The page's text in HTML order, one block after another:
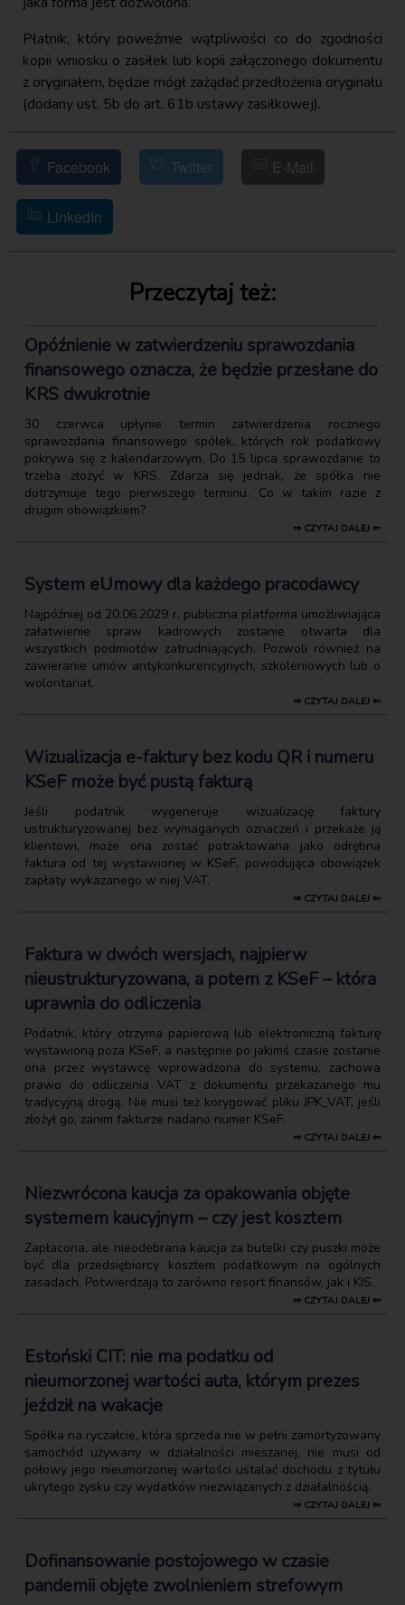
Płatnik, który poweźmie wątpliwości co do zgodności
kopii wniosku o zasiłek lub kopii załączonego dokumentu
z oryginałem, będzie mógł zażądać przedłożenia oryginału
(dodany ust. 5b do art. 61b ustawy zasiłkowej).
Facebook Twitter E-Mail
LinkedIn
Przeczytaj też:
Opóźnienie w zatwierdzeniu sprawozdania
finansowego oznacza, że będzie przesłane do
KRS dwukrotnie
30 czerwca upłynie termin zatwierdzenia rocznego
sprawozdania finansowego spółek, których rok podatkowy
pokrywa się z kalendarzowym. Do 15 lipca sprawozdanie to
trzeba złożyć w KRS. Zdarza się jednak, że spółka nie
dotrzymuje tego pierwszego terminu. Co w takim razie z
drugim obowiązkiem?
⇒ CZYTAJ DALEJ ⇐
System eUmowy dla każdego pracodawcy
Najpóźniej od 20.06.2029 r. publiczna platforma umożliwiająca
załatwienie spraw kadrowych zostanie otwarta dla
wszystkich podmiotów zatrudniających. Pozwoli również na
zawieranie umów antykonkurencyjnych, szkoleniowych lub o
wolontariat.
⇒ CZYTAJ DALEJ ⇐
Wizualizacja e-faktury bez kodu QR i numeru
KSeF może być pustą fakturą
Jeśli podatnik wygeneruje wizualizację faktury
ustrukturyzowanej bez wymaganych oznaczeń i przekaże ją
klientowi, może ona zostać potraktowana jako odrębna
faktura od tej wystawionej w KSeF, powodująca obowiązek
zapłaty wykazanego w niej VAT.
⇒ CZYTAJ DALEJ ⇐
Faktura w dwóch wersjach, najpierw
nieustrukturyzowana, a potem z KSeF – która
uprawnia do odliczenia
Podatnik, który otrzyma papierową lub elektroniczną fakturę
wystawioną poza KSeF, a następnie po jakimś czasie zostanie
ona przez wystawcę wprowadzona do systemu, zachowa
prawo do odliczenia VAT z dokumentu przekazanego mu
tradycyjną drogą. Nie musi też korygować pliku JPK_VAT, jeśli
złożył go, zanim fakturze nadano numer KSeF.
⇒ CZYTAJ DALEJ ⇐
Niezwrócona kaucja za opakowania objęte
systemem kaucyjnym – czy jest kosztem
Zapłacona, ale nieodebrana kaucja za butelki czy puszki może
być dla przedsiębiorcy kosztem podatkowym na ogólnych
zasadach. Potwierdzają to zarówno resort finansów, jak i KIS.
⇒ CZYTAJ DALEJ ⇐
Estoński CIT: nie ma podatku od
nieumorzonej wartości auta, którym prezes
jeździł na wakacje
Spółka na ryczałcie, która sprzeda nie w pełni zamortyzowany
samochód używany w działalności mieszanej, nie musi od
połowy jego nieumorzonej wartości ustalać dochodu z tytułu
ukrytego zysku czy wydatków niezwiązanych z działalnością.
⇒ CZYTAJ DALEJ ⇐
Dofinansowanie postojowego w czasie
pandemii objęte zwolnieniem strefowym